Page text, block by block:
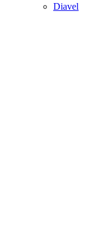
Diavel